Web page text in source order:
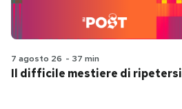
7 agosto 26 - 37 min
Il difficile mestiere di ripetersi